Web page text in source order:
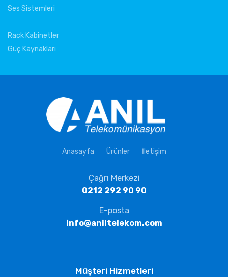
Ses Sistemleri
Rack Kabinetler
Güç Kaynakları
Anasayfa Ürünler İletişim
Çağrı Merkezi
0212 292 90 90
E-posta
info@aniltelekom.com
Müşteri Hizmetleri